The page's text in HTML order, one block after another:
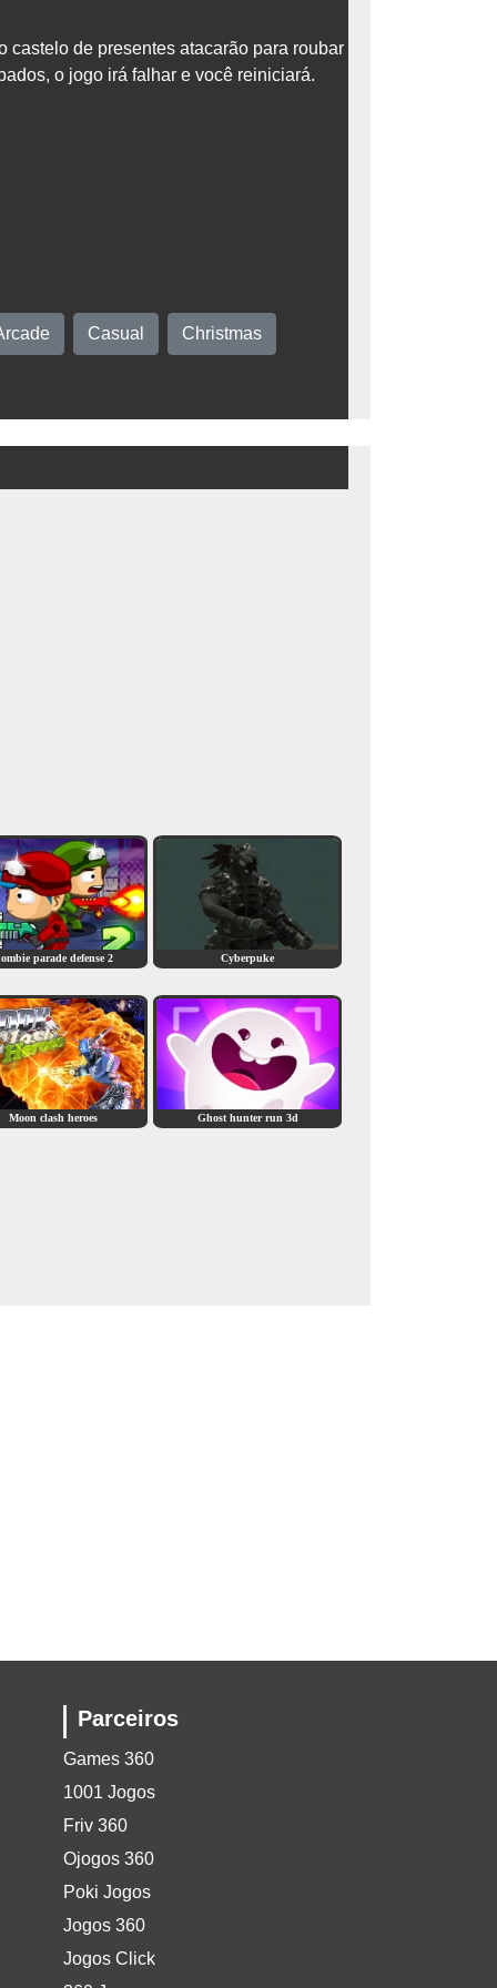
castelo de presentes atacarão para roubar
o jogo irá falhar e você reiniciará.
Casual Christmas
parade defense 2 Cyberpuke
Moon clash heroes Ghost hunter run 3d
Parceiros
Games 360
1001 Jogos
Friv 360
Ojogos 360
Poki Jogos
Jogos 360
Jogos Click